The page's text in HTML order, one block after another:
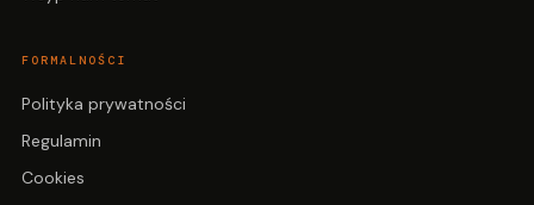
FORMALNOŚCI
Polityka prywatności
Regulamin
Cookies